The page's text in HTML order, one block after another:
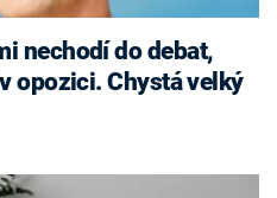
nechodí do debat,
opozici. Chystá velký